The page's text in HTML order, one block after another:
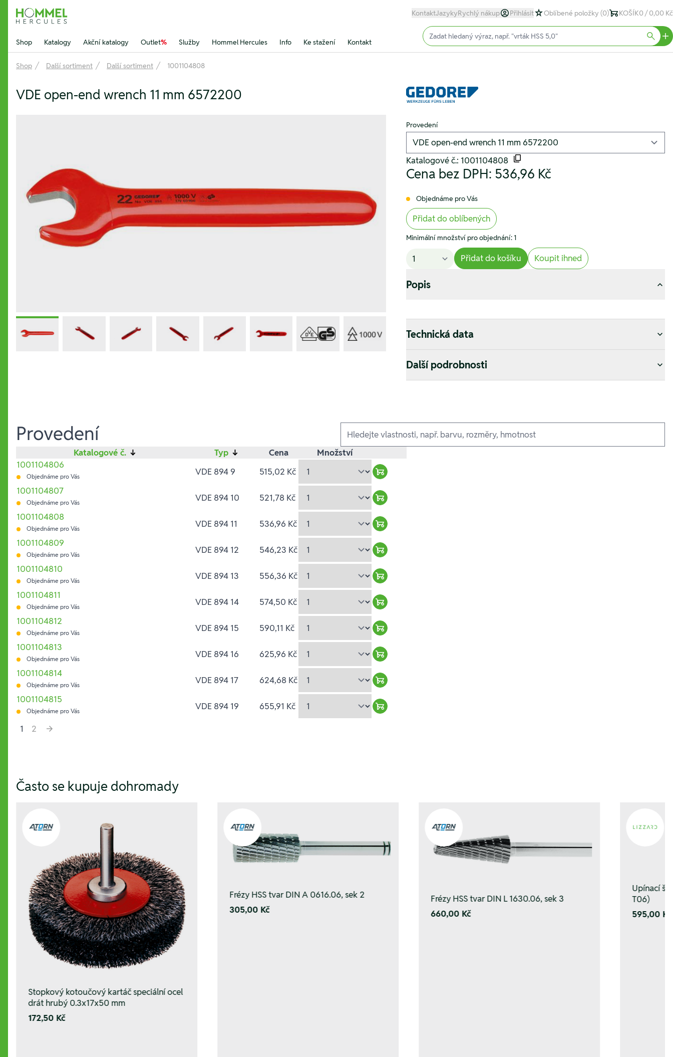
Hommel Hercules
KontaktJazykyRychlý nákup Přihlásit Oblíbené položky (0) KOŠÍK0 / 0,00 Kč
Shop Katalogy Akční katalogy Outlet% Služby Hommel Hercules Info Ke stažení Kontakt
Input (text)
Shop Další sortiment Další sortiment 1001104808
VDE open-end wrench 11 mm 6572200
Provedení
Katalogové č.: 1001104808
Cena bez DPH: 536,96 Kč
Objednáme pro Vás
Přidat do oblíbených
Minimální množství pro objednání: 1
Přidat do košíku Koupit ihned
Popis
Technická data
Další podrobnosti
Provedení Ausführungen
Katalogové č. ↓ Typ ↓ Cena
Množství
1001104806
Objednáme pro Vás VDE 894 9 515,02 Kč
Warenkorb hinzufügen
1001104807
Objednáme pro Vás VDE 894 10 521,78 Kč
Warenkorb hinzufügen
1001104808
Objednáme pro Vás VDE 894 11 536,96 Kč
Warenkorb hinzufügen
1001104809
Objednáme pro Vás VDE 894 12 546,23 Kč
Warenkorb hinzufügen
1001104810
Objednáme pro Vás VDE 894 13 556,36 Kč
Warenkorb hinzufügen
1001104811
Objednáme pro Vás VDE 894 14 574,50 Kč
Warenkorb hinzufügen
1001104812
Objednáme pro Vás VDE 894 15 590,11 Kč
Warenkorb hinzufügen
1001104813
Objednáme pro Vás VDE 894 16 625,96 Kč
Warenkorb hinzufügen
1001104814
Objednáme pro Vás VDE 894 17 624,68 Kč
Warenkorb hinzufügen
1001104815
Objednáme pro Vás VDE 894 19 655,91 Kč
Warenkorb hinzufügen
1
2
Často se kupuje dohromady
Stopkový kotoučový kartáč speciální ocel
drát hrubý 0.3x17x50 mm
172,50 Kč
Frézy HSS tvar DIN A 0616.06, sek 2
305,00 Kč
Frézy HSS tvar DIN L 1630.06, sek 3
660,00 Kč
Upínací
T06)
595,00 Kč